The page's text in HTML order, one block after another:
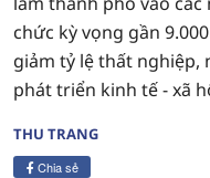
chức kỳ vọng gần
giảm tỷ lệ thất nghiệp,
phát triển kinh tế - xã
THU TRANG
Chia sẻ